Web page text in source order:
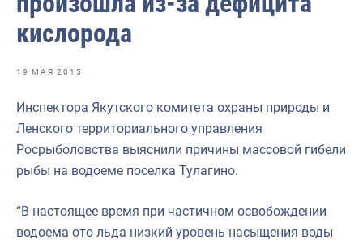
Отраслевые СМИ
Выставки и конференции
Научно-практическая литература
Рыбоохрана России
Отрасль в цифрах
Укрепление духовно-нравственных ценностей
кислорода
19 МАЯ 2015
Инспектора Якутского комитета охраны природы и
Ленского территориального управления
Росрыболовства выяснили причины массовой гибели
рыбы на водоеме поселка Тулагино.
“В настоящее время при частичном освобождении
водоема ото льда низкий уровень насыщения воды